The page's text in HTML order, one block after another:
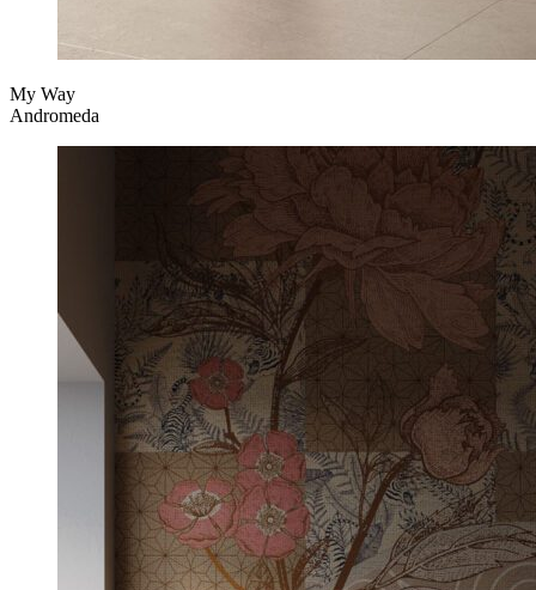
My Way
Andromeda